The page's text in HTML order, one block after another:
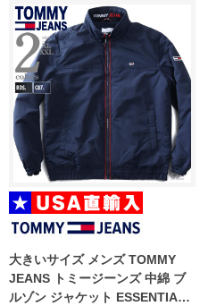
大きいサイズ メンズ TOMMY
JEANS トミージーンズ 中綿 ブ
ルゾン ジャケット ESSENTIAL